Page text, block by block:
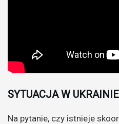
SYTUACJA W UKRAINIE
Na pytanie, czy istnieje